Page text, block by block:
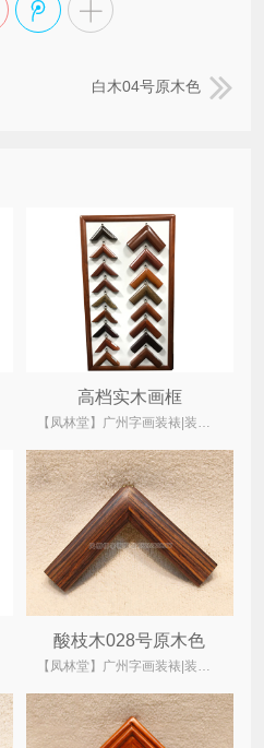
白木04号原木色
高档实木画框
【凤林堂】广州字画装裱|装裱店|裱画|书画装裱|国画装裱
酸枝木028号原木色
【凤林堂】广州字画装裱|装裱店|裱画|书画装裱|国画装裱